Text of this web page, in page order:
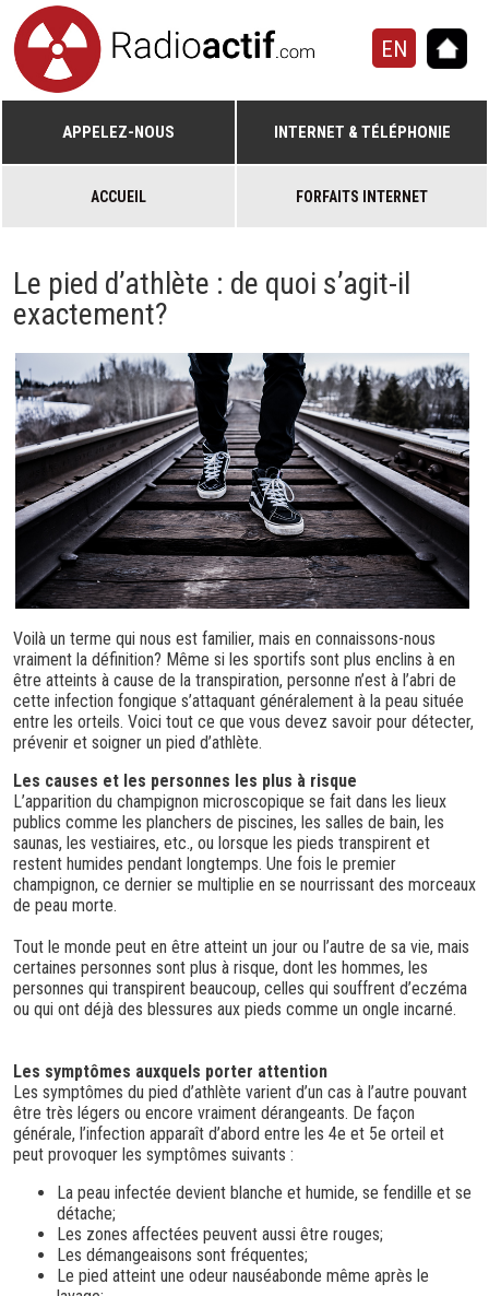
EN
APPELEZ-NOUS INTERNET & TÉLÉPHONIE
ACCUEIL FORFAITS INTERNET
Le pied d’athlète : de quoi s’agit-il
exactement?
Voilà un terme qui nous est familier, mais en connaissons-nous
vraiment la définition? Même si les sportifs sont plus enclins à en
être atteints à cause de la transpiration, personne n’est à l’abri de
cette infection fongique s’attaquant généralement à la peau située
entre les orteils. Voici tout ce que vous devez savoir pour détecter,
prévenir et soigner un pied d’athlète.
Les causes et les personnes les plus à risque
L’apparition du champignon microscopique se fait dans les lieux
publics comme les planchers de piscines, les salles de bain, les
saunas, les vestiaires, etc., ou lorsque les pieds transpirent et
restent humides pendant longtemps. Une fois le premier
champignon, ce dernier se multiplie en se nourrissant des morceaux
de peau morte.
Tout le monde peut en être atteint un jour ou l’autre de sa vie, mais
certaines personnes sont plus à risque, dont les hommes, les
personnes qui transpirent beaucoup, celles qui souffrent d’eczéma
ou qui ont déjà des blessures aux pieds comme un ongle incarné.
Les symptômes auxquels porter attention
Les symptômes du pied d’athlète varient d’un cas à l’autre pouvant
être très légers ou encore vraiment dérangeants. De façon
générale, l’infection apparaît d’abord entre les 4e et 5e orteil et
peut provoquer les symptômes suivants :
La peau infectée devient blanche et humide, se fendille et se
détache;
Les zones affectées peuvent aussi être rouges;
Les démangeaisons sont fréquentes;
Le pied atteint une odeur nauséabonde même après le